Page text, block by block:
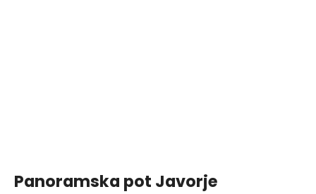
Panoramska pot Javorje